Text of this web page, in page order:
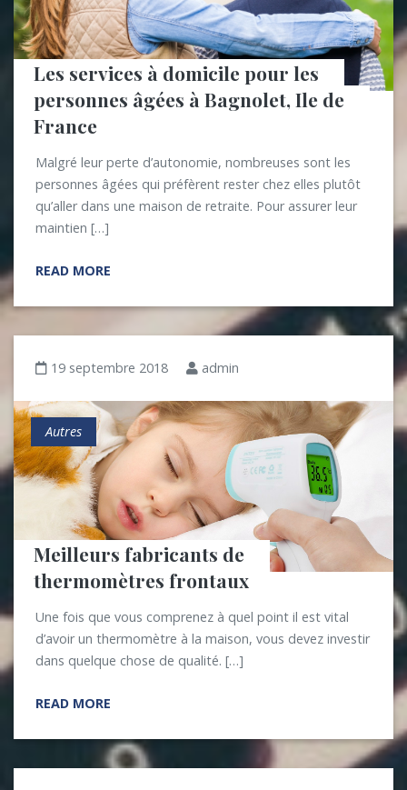
Les services à domicile pour les
personnes âgées à Bagnolet, Ile de
France
Malgré leur perte d’autonomie, nombreuses sont les
personnes âgées qui préfèrent rester chez elles plutôt
qu’aller dans une maison de retraite. Pour assurer leur
maintien […]
READ MORE
19 septembre 2018 admin
Autres
Meilleurs fabricants de
thermomètres frontaux
Une fois que vous comprenez à quel point il est vital
d’avoir un thermomètre à la maison, vous devez investir
dans quelque chose de qualité. […]
READ MORE